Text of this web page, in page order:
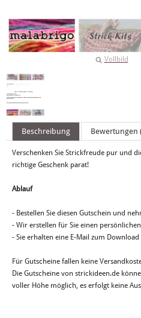
Vollbild
Beschreibung Bewertungen
Verschenken Sie Strickfreude pur und
richtige Geschenk parat!
Ablauf
- Bestellen Sie diesen Gutschein und
- Wir erstellen für Sie einen
- Sie erhalten eine E-Mail zum
Für Gutscheine fallen keine
Die Gutscheine von strickideen.de
voller Höhe möglich, es erfolgt keine